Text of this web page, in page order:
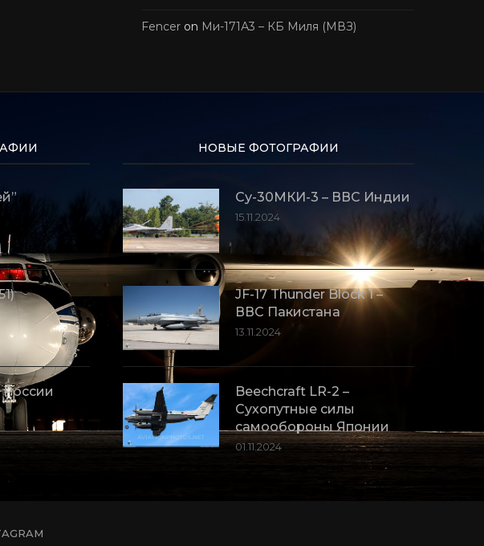
Fencer on Ми-171А3 – КБ Миля (МВЗ)
НОВЫЕ ФОТОГРАФИИ
Су-30МКИ-3 – ВВС Индии
15.11.2024
JF-17 Thunder Block 1 –
ВВС Пакистана
13.11.2024
Beechcraft LR-2 –
Сухопутные силы
самообороны Японии
01.11.2024